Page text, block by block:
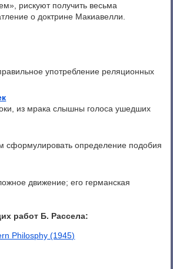
рискуют получить весьма
о доктрине Макиавелли.
употребление реляционных
из мрака слышны голоса ушедших
сформулировать определение подобия
движение; его германская
работ Б. Рассела:
Philosphy (1945)